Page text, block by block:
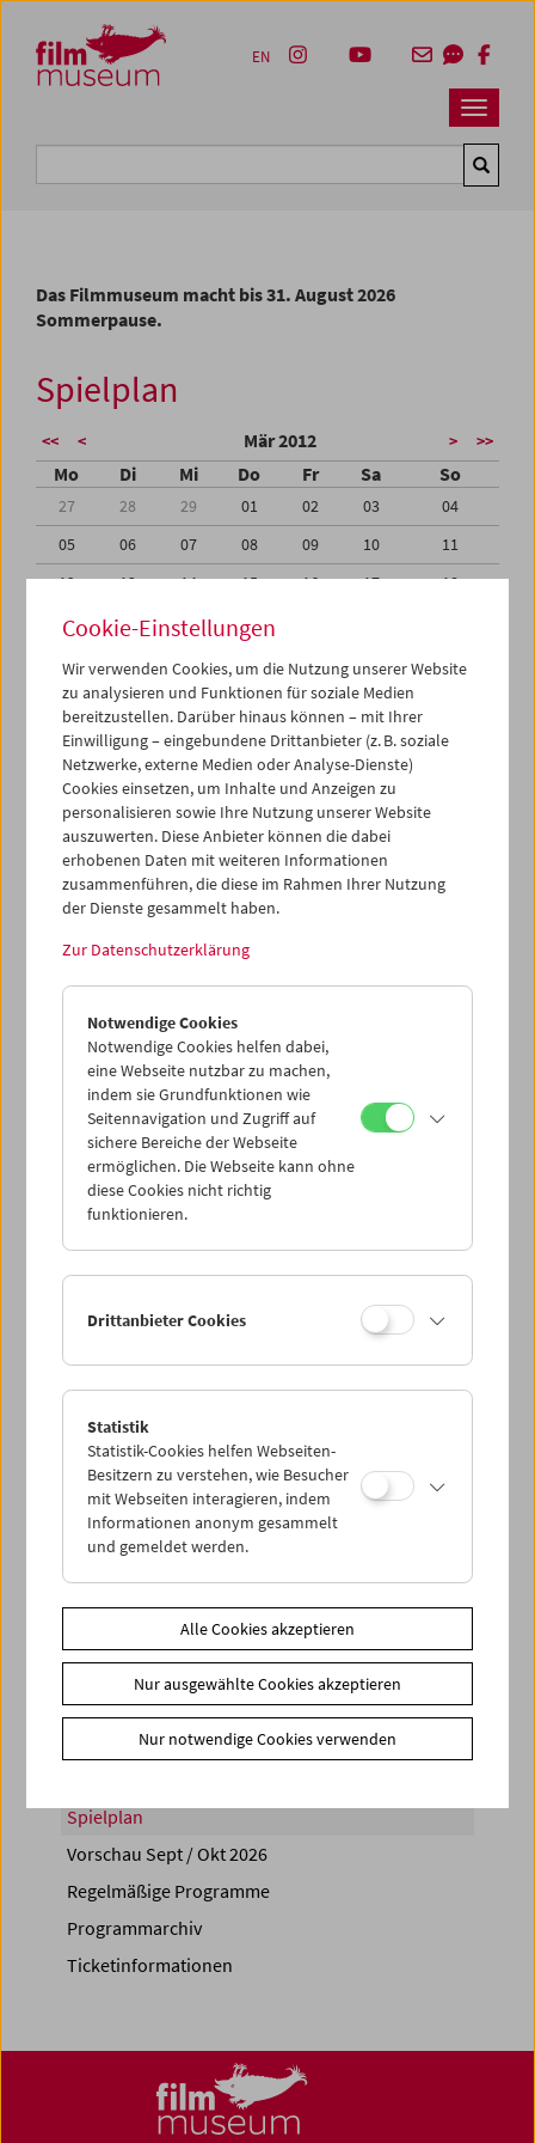
Zum Inhalt
Zum Hauptmenü
Zur Servicenavigation
Zum Suche
Navbar
EN
Das Filmmuseum macht bis 31. August 2026
Sommerpause.
Spielplan
<< < Mär 2012 > >>
Mo Di Mi Do Fr Sa So
27 28 29 01 02 03
04
05
06 07 08 09 10
11
12
13 14 15 16 17
18
19
20 21 22
26
28 30
01
02
03 04 05 06 07
iCalender
Programmheft-PDF
English language or subtitles
< Vorherige Woche
Mo 19.3.
Di 20.3.
Mi 21.3.
Do 22.3.
Sa 24.3.
PROGRAMM ÜBERBLICK
Share on
Spielplan
Vorschau Sept / Okt 2026
Regelmäßige Programme
Programmarchiv
Ticketinformationen
Cookie-Einstellungen
Wir verwenden Cookies, um die Nutzung unserer Website
zu analysieren und Funktionen für soziale Medien
bereitzustellen. Darüber hinaus können – mit Ihrer
Einwilligung – eingebundene Drittanbieter (z. B. soziale
Netzwerke, externe Medien oder Analyse-Dienste)
Cookies einsetzen, um Inhalte und Anzeigen zu
personalisieren sowie Ihre Nutzung unserer Website
auszuwerten. Diese Anbieter können die dabei
erhobenen Daten mit weiteren Informationen
zusammenführen, die diese im Rahmen Ihrer Nutzung
der Dienste gesammelt haben.
Zur Datenschutzerklärung
Notwendige Cookies
Notwendige Cookies helfen dabei,
eine Webseite nutzbar zu machen,
indem sie Grundfunktionen wie
Seitennavigation und Zugriff auf
sichere Bereiche der Webseite
ermöglichen. Die Webseite kann ohne
diese Cookies nicht richtig
funktionieren.
Drittanbieter Cookies
Statistik
Statistik-Cookies helfen Webseiten-
Besitzern zu verstehen, wie Besucher
mit Webseiten interagieren, indem
Informationen anonym gesammelt
und gemeldet werden.
Alle Cookies akzeptieren
Nur ausgewählte Cookies akzeptieren
Nur notwendige Cookies verwenden